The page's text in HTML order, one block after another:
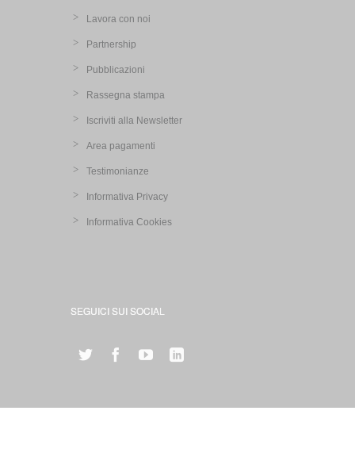
Lavora con noi
Partnership
Pubblicazioni
Rassegna stampa
Iscriviti alla Newsletter
Area pagamenti
Testimonianze
Informativa Privacy
Informativa Cookies
SEGUICI SUI SOCIAL